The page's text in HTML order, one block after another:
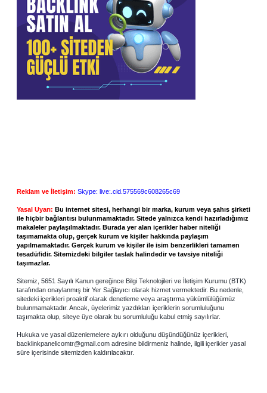
Reklam ve İletişim: Skype: live:.cid.575569c608265c69
Yasal Uyarı: Bu internet sitesi, herhangi bir marka, kurum veya şahıs şirketi
ile hiçbir bağlantısı bulunmamaktadır. Sitede yalnızca kendi hazırladığımız
makaleler paylaşılmaktadır. Burada yer alan içerikler haber niteliği
taşımamakta olup, gerçek kurum ve kişiler hakkında paylaşım
yapılmamaktadır. Gerçek kurum ve kişiler ile isim benzerlikleri tamamen
tesadüfidir. Sitemizdeki bilgiler taslak halindedir ve tavsiye niteliği
taşımazlar.
Sitemiz, 5651 Sayılı Kanun gereğince Bilgi Teknolojileri ve İletişim Kurumu (BTK)
tarafından onaylanmış bir Yer Sağlayıcı olarak hizmet vermektedir. Bu nedenle,
sitedeki içerikleri proaktif olarak denetleme veya araştırma yükümlülüğümüz
bulunmamaktadır. Ancak, üyelerimiz yazdıkları içeriklerin sorumluluğunu
taşımakta olup, siteye üye olarak bu sorumluluğu kabul etmiş sayılırlar.
Hukuka ve yasal düzenlemelere aykırı olduğunu düşündüğünüz içerikleri,
backlinkpanelicomtr@gmail.com adresine bildirmeniz halinde, ilgili içerikler yasal
süre içerisinde sitemizden kaldırılacaktır.